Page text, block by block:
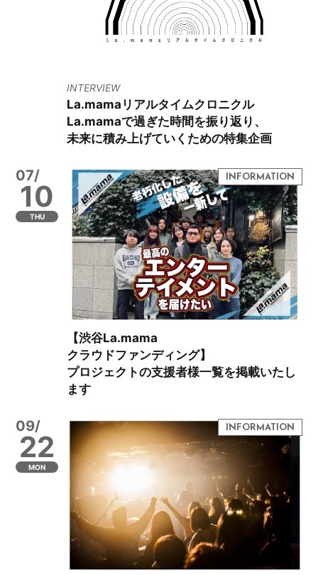
INTERVIEW
La.mamaリアルタイムクロニクル
La.mamaで過ぎた時間を振り返り、
未来に積み上げていくための特集企画
07/
10
THU
【渋谷La.mama
クラウドファンディング】
プロジェクトの支援者様一覧を掲載いたし
ます
09/
22
MON